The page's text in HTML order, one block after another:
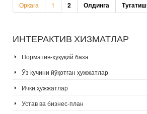
Оркага 1 2 Олдинга Тугатиш
ИНТЕРАКТИВ ХИЗМАТЛАР
Норматив-ҳуқуқий база
Ўз кучини йўқотган ҳужжатлар
Ички ҳужжатлар
Устав ва бизнес-план